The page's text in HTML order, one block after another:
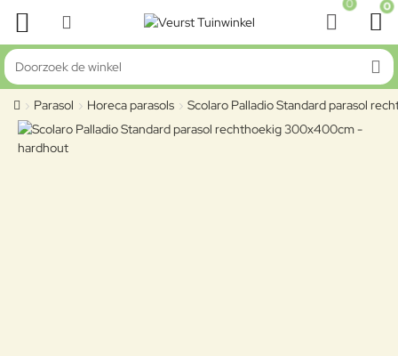
0 0
Doorzoek de winkel
home
Parasol Horeca parasols Scolaro Palladio Standard parasol